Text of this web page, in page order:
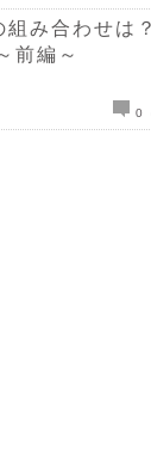
み合わせは
前編～
0